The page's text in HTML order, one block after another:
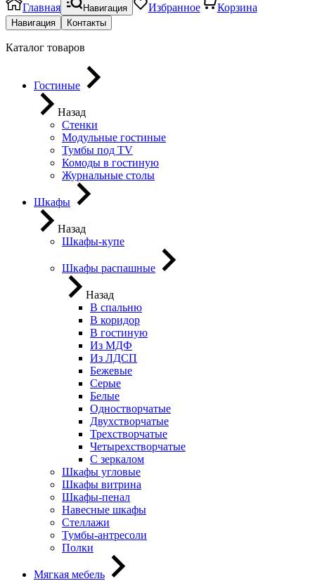
Главная Навигация Избранное Корзина
Навигация Контакты
Каталог товаров
Гостиные
Назад
Стенки
Модульные гостиные
Тумбы под ТV
Комоды в гостиную
Журнальные столы
Шкафы
Назад
Шкафы-купе
Шкафы распашные
Назад
В спальню
В коридор
В гостиную
Из МДФ
Из ЛДСП
Бежевые
Серые
Белые
Одностворчатые
Двухстворчатые
Трехстворчатые
Четырехстворчатые
С зеркалом
Шкафы угловые
Шкафы витрина
Шкафы-пенал
Навесные шкафы
Стеллажи
Тумбы-антресоли
Полки
Мягкая мебель